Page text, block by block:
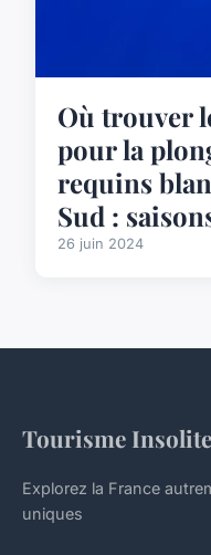
Où trouver
pour la
requins
Sud :
26 juin 2024
Tourisme
Explorez la France
uniques